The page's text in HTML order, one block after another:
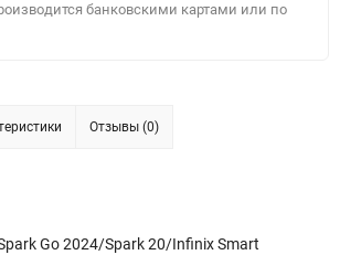
банковскими картами или по
Отзывы (0)
Go 2024/Spark 20/Infinix Smart